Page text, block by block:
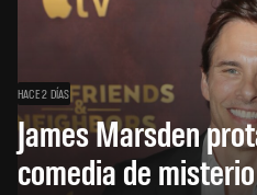
HACE 2 DÍAS
James Marsden
comedia de